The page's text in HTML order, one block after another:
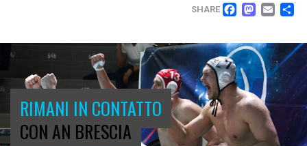
SHARE
RIMANI IN CONTATTO
CON AN BRESCIA